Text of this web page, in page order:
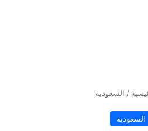
/ السعودية
السعودية